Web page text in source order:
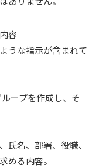
容
うな指示が含まれて
ープを作成し、そ
名、部署、役職、
める内容。